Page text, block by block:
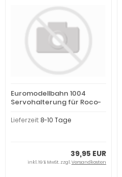
Euromodellbahn 1004
Servohalterung für Roco-
Lieferzeit: 8-10 Tage
39,95 EUR
inkl. 19 % MwSt. zzgl.Versandkosten